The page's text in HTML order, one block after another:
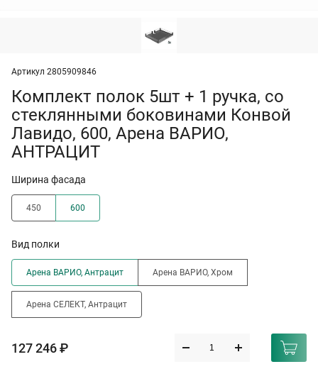
Артикул 2805909846
Комплект полок 5шт + 1 ручка, со
стеклянными боковинами Конвой
Лавидо, 600, Арена ВАРИО,
АНТРАЦИТ
Ширина фасада
450 600
Вид полки
Арена ВАРИО, Антрацит Арена ВАРИО, Хром
Арена СЕЛЕКТ, Антрацит
127 246 ₽